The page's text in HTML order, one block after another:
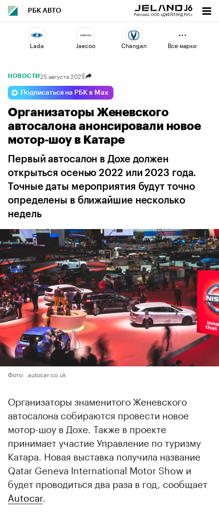
РБК АВТО
Lada Jaecoo Changan
Haval Esteo
Voyah Omoda Volga
Все марки
НОВОСТИ 25 августа 2021
Подписаться на РБК в Max
Организаторы Женевского
автосалона анонсировали новое
мотор-шоу в Катаре
Первый автосалон в Дохе должен
открыться осенью 2022 или 2023 года.
Точные даты мероприятия будут точно
определены в ближайшие несколько
недель
Фото: .autocar.co.uk
Организаторы знаменитого Женевского
автосалона собираются провести новое
мотор-шоу в Дохе. Также в проекте
принимает участие Управление по туризму
Катара. Новая выставка получила название
Qatar Geneva International Motor Show и
будет проводиться два раза в год, сообщает
Autocar.